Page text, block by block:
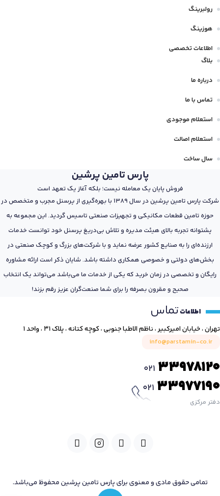
رولبرینگ
هوزینگ
اطلاعات تخصصی
بلاگ
درباره ما
تماس با ما
استعلام موجودی
استعلام اصالت
سال ساخت
پارس تامین پرشین
فروش پایان یک معامله نیست؛ بلکه آغاز یک تعهد است
شرکت پارس تامین پرشین در سال 1389 با بهره‌گیری از پرسنل مجرب و متخصص در
حوزه تامین قطعات مکانیکی و تجهیزات صنعتی تاسیس گردید. این مجموعه به
پشتوانه تجربه بالای هیئت مدیره و تلاش بی‌دریغ پرسنل خود توانست خدمات
ارزنده‌ای را به صنایع کشور عرضه نماید و با شرکت‌های بزرگ و کوچک صنعتی در
بخش‌های دولتی و خصوصی همکاری داشته باشد. شایان ذکر است ارائه مشاوره
رایگان و تخصصی در زمان خرید که یکی از خدمات ما می‌باشد می‌تواند یک انتخاب
صحیح و مقرون بصرفه را برای شما صنعت‌گران عزیز رقم بزند!
اطلاعاتتماس
تهران ، خیابان امیرکبیر ، ناظم الاطبا جنوبی ، کوچه کتانه ، پلاک ۳۱ ، واحد ۱
info@parstamin-co.ir
021 33978120
021 33977190
دفتر مرکزی
تمامی حقوق مادی و معنوی برای پارس تامین پرشین محفوظ می‌باشد.